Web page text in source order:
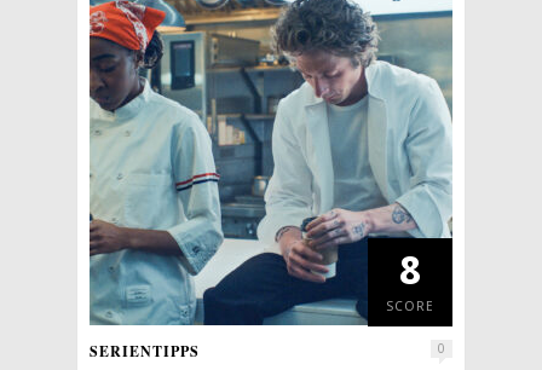
8
SCORE
SERIENTIPPS 0